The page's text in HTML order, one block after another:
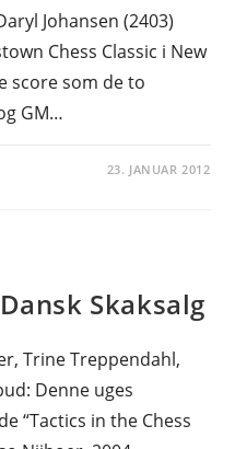
Johansen (2403)
Chess Classic i New
score som de to
GM…
23. JANUAR 2012
Skaksalg
Trine Treppendahl,
Denne uges
“Tactics in the Chess